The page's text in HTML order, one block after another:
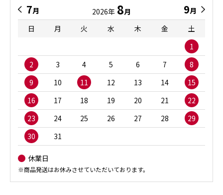
7月 2026年 8月 9月
日
月 火 水 木 金
土
1
2
3 4 5 6 7
8
9
10 11 12 13 14
15
16
17 18 19 20 21
22
23
24 25 26 27 28
29
30
31
休業日
※商品発送はお休みさせていただいております。